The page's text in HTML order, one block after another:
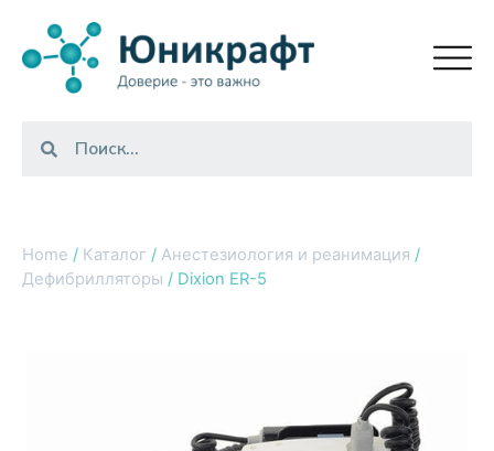
Home / Каталог / Анестезиология и реанимация /
Дефибрилляторы / Dixion ER-5